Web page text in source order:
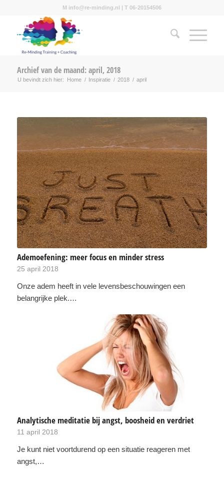
M info@re-minding.nl | T 06-20154506
Archief van de maand: april, 2018
U bevindt zich hier: Home / Inspiratie / 2018 / april
Ademoefening: meer focus en minder stress
25 april 2018
Onze adem heeft in vele levensbeschouwingen een
belangrijke plek.…
Analytische meditatie bij angst, boosheid en verdriet
11 april 2018
Je kunt niet voortdurend op een situatie reageren met
angst,…